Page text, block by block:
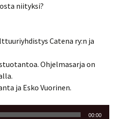
niityksi?
Catena ry:n ja
Ohjelmasarja on
ja Esko Vuorinen.
00:00